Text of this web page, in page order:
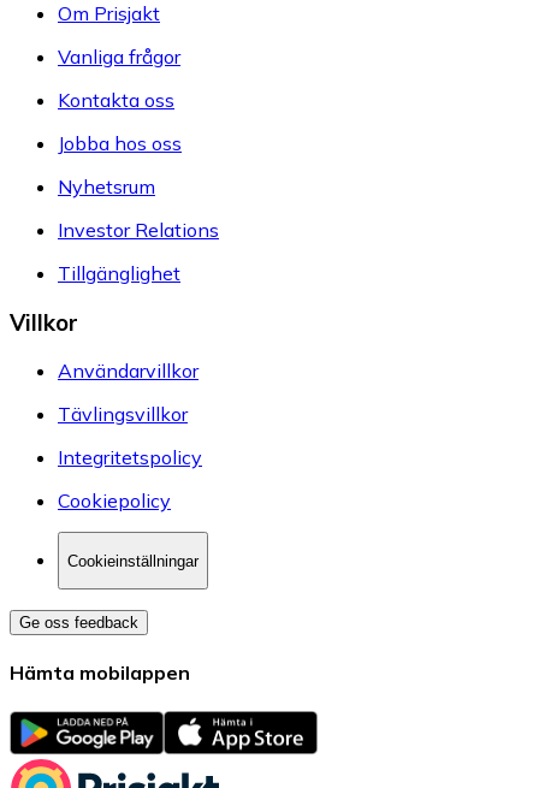
Om Prisjakt
Vanliga frågor
Kontakta oss
Jobba hos oss
Nyhetsrum
Investor Relations
Tillgänglighet
Villkor
Användarvillkor
Tävlingsvillkor
Integritetspolicy
Cookiepolicy
Cookieinställningar
Ge oss feedback
Hämta mobilappen